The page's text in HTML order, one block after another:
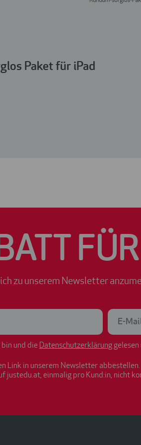
Paket für iPad
zu unserem Newsletter
und die Datenschutzerklärunggelesen
Link in unserem Newsletter abbestellen.
einmalig pro Kund:in, nicht